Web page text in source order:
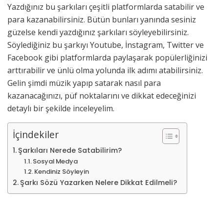
Yazdığınız bu şarkıları çeşitli platformlarda satabilir ve
para kazanabilirsiniz. Bütün bunları yanında sesiniz
güzelse kendi yazdığınız şarkıları söyleyebilirsiniz.
Söylediğiniz bu şarkıyı Youtube, İnstagram, Twitter ve
Facebook gibi platformlarda paylaşarak popülerliğinizi
arttırabilir ve ünlü olma yolunda ilk adımı atabilirsiniz.
Gelin şimdi müzik yapıp satarak nasıl para
kazanacağınızı, püf noktalarını ve dikkat edeceğinizi
detaylı bir şekilde inceleyelim.
İçindekiler
Şarkıları Nerede Satabilirim?
Sosyal Medya
Kendiniz Söyleyin
Şarkı Sözü Yazarken Nelere Dikkat Edilmeli?